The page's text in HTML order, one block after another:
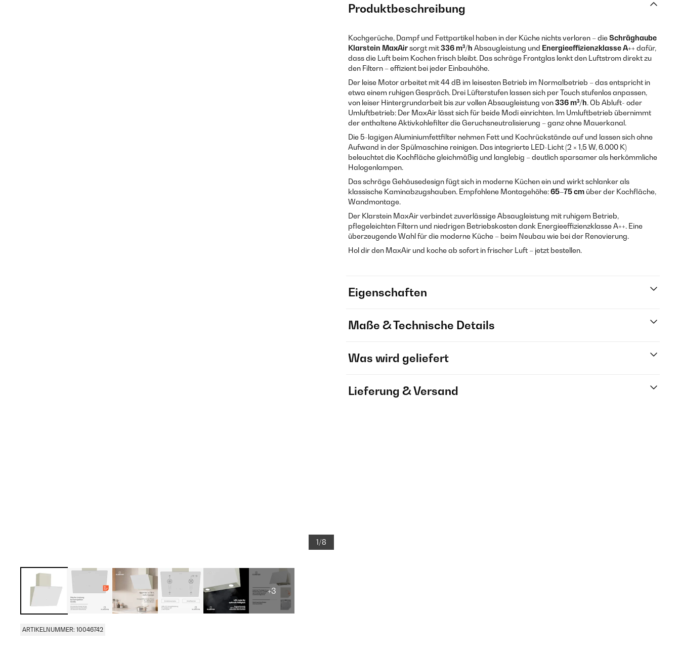
1/8
+3
ARTIKELNUMMER: 10046742
Produktbeschreibung
Kochgerüche, Dampf und Fettpartikel haben in der Küche nichts verloren – dieSchräghaube
Klarstein MaxAirsorgt mit336 m³/h Absaugleistung und Energieeffizienzklasse A++dafür,
dass die Luft beim Kochen frisch bleibt. Das schräge Frontglas lenkt den Luftstrom direkt zu
den Filtern – effizient bei jeder Einbauhöhe.
Der leise Motor arbeitet mit 44 dB im leisesten Betrieb im Normalbetrieb – das entspricht in
etwa einem ruhigen Gespräch. Drei Lüfterstufen lassen sich per Touch stufenlos anpassen,
von leiser Hintergrundarbeit bis zur vollen Absaugleistung von336 m³/h. Ob Abluft- oder
Umluftbetrieb: Der MaxAir lässt sich für beide Modi einrichten. Im Umluftbetrieb übernimmt
der enthaltene Aktivkohlefilter die Geruchsneutralisierung – ganz ohne Mauerkanal.
Die 5-lagigen Aluminiumfettfilter nehmen Fett und Kochrückstände auf und lassen sich ohne
Aufwand in der Spülmaschine reinigen. Das integrierte LED-Licht (2 × 1,5 W, 6.000 K)
beleuchtet die Kochfläche gleichmäßig und langlebig – deutlich sparsamer als herkömmliche
Halogenlampen.
Das schräge Gehäusedesign fügt sich in moderne Küchen ein und wirkt schlanker als
klassische Kaminabzugshauben. Empfohlene Montagehöhe:65–75 cm über der Kochfläche,
Wandmontage.
Der Klarstein MaxAir verbindet zuverlässige Absaugleistung mit ruhigem Betrieb,
pflegeleichten Filtern und niedrigen Betriebskosten dank Energieeffizienzklasse A++. Eine
überzeugende Wahl für die moderne Küche – beim Neubau wie bei der Renovierung.
Hol dir den MaxAir und koche ab sofort in frischer Luft – jetzt bestellen.
Eigenschaften
Maße & Technische Details
Was wird geliefert
Lieferung & Versand